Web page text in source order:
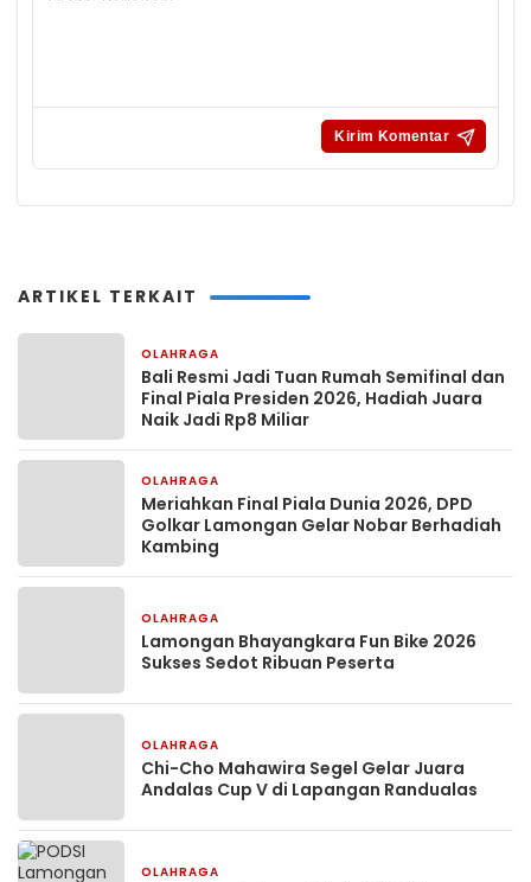
ARTIKEL TERKAIT
OLAHRAGA
Bali Resmi Jadi Tuan Rumah Semifinal dan
Final Piala Presiden 2026, Hadiah Juara
Naik Jadi Rp8 Miliar
OLAHRAGA
Meriahkan Final Piala Dunia 2026, DPD
Golkar Lamongan Gelar Nobar Berhadiah
Kambing
OLAHRAGA
Lamongan Bhayangkara Fun Bike 2026
Sukses Sedot Ribuan Peserta
OLAHRAGA
Chi-Cho Mahawira Segel Gelar Juara
Andalas Cup V di Lapangan Randualas
OLAHRAGA